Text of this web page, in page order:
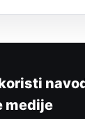
medije